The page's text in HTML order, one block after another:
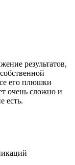
результатов,
его плюшки
очень сложно и
есть.